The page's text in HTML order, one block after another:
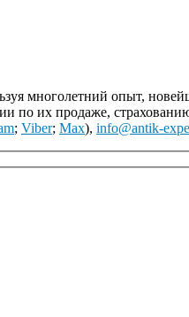
многолетний опыт,
по их продаже,
; Viber; Max), info@antik-